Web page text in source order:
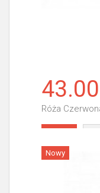
Róża
Nowy